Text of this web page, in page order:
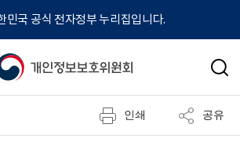
민국 공식 전자정부 누리집입니다.
검
인쇄 공유